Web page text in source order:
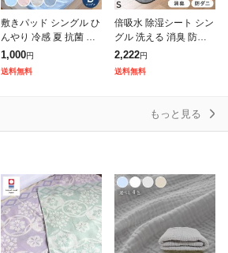
敷きパッド シングル ひ
んやり 冷感 夏 抗菌 防
臭 シンプル 洗える 涼
感 綿なし 乾きやすい
1,000円
送料無料
倍吸水 除湿シート シン
グル 洗える 消臭 防ダ
ニ 防カビ 吸湿センサー
付き 除湿マット 吸湿マ
2,222円
送料無料
もっと見る